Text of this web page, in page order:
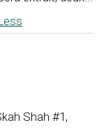
Shah #1,